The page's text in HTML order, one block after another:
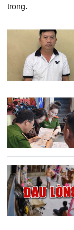
trọng.